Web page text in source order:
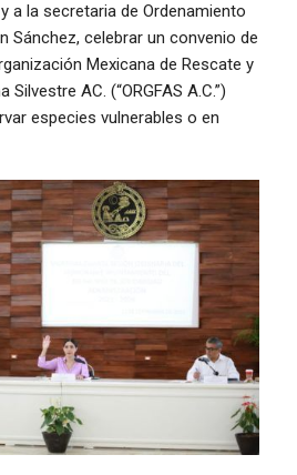
a la secretaria de Ordenamiento
Sánchez, celebrar un convenio de
Mexicana de Rescate y
AC. (“ORGFAS A.C.”)
especies vulnerables o en